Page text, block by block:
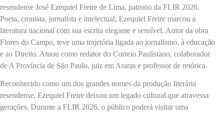
resendense José Ezequiel Freire de Lima, patrono da FLIR 2026.
Poeta, cronista, jornalista e intelectual, Ezequiel Freire marcou a
literatura nacional com sua escrita elegante e sensível. Autor da obra
Flores do Campo, teve uma trajetória ligada ao jornalismo, à educação
e ao Direito. Atuou como redator do Correio Paulistano, colaborador
de A Província de São Paulo, juiz em Araras e professor de retórica.
Reconhecido como um dos grandes nomes da produção literária
resendense, Ezequiel Freire deixou um legado cultural que atravessa
gerações. Durante a FLIR 2026, o público poderá visitar uma